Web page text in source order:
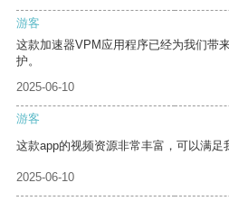
游客
这款加速器VPM应用程序已经为我们带
护。
2025-06-10
游客
这款app的视频资源非常丰富，可以满足
2025-06-10